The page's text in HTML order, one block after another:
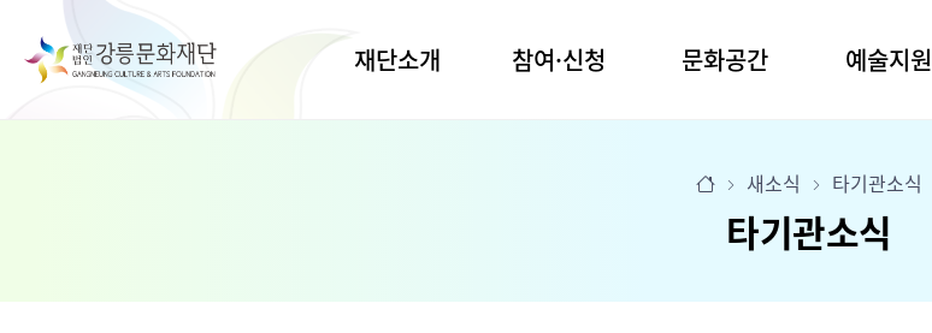
재단소개 참여·신청 문화공간
명주예술마당 2동
임당생활문화센터
예술지원
사업안내
전문예술
장애예술
새소식 타기관소식
타기관소식